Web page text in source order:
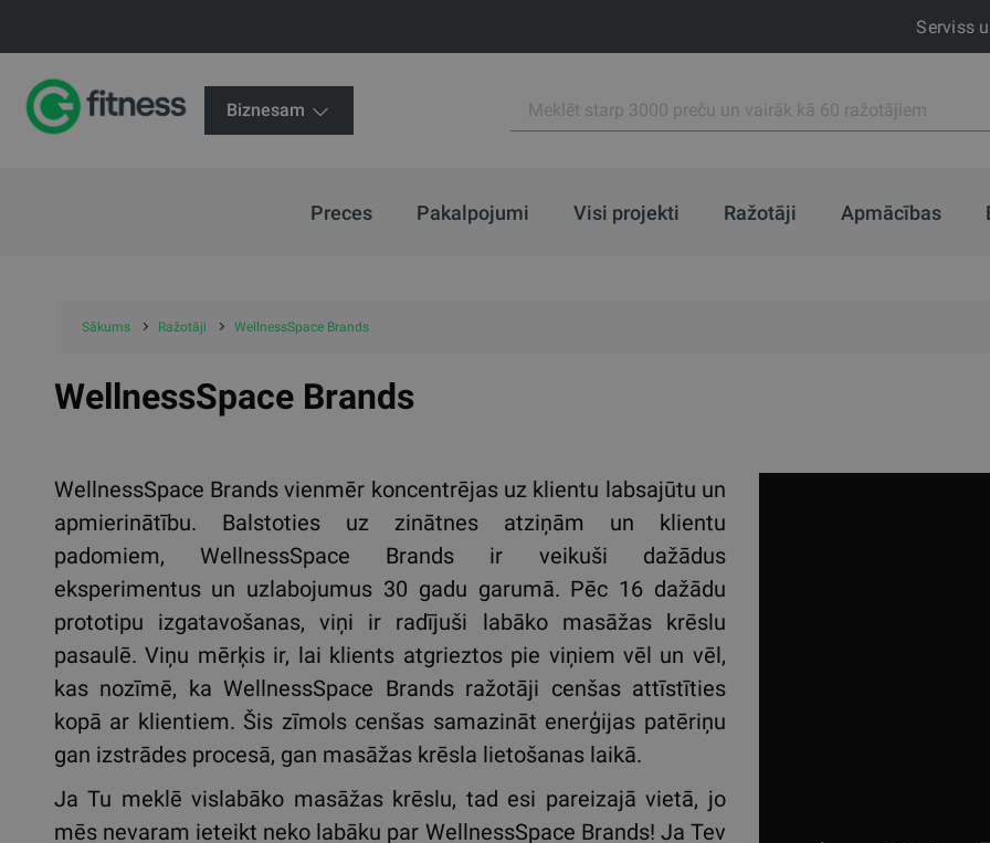
Serviss
Biznesam
Preces Pakalpojumi Visi projekti Ražotāji Apmācības
Sākums Ražotāji WellnessSpace Brands
WellnessSpace Brands
WellnessSpace Brands vienmēr koncentrējas uz klientu labsajūtu un
apmierinātību. Balstoties uz zinātnes atziņām un klientu
padomiem, WellnessSpace Brands ir veikuši dažādus
eksperimentus un uzlabojumus 30 gadu garumā. Pēc 16 dažādu
prototipu izgatavošanas, viņi ir radījuši labāko masāžas krēslu
pasaulē. Viņu mērķis ir, lai klients atgrieztos pie viņiem vēl un vēl,
kas nozīmē, ka WellnessSpace Brands ražotāji cenšas attīstīties
kopā ar klientiem. Šis zīmols cenšas samazināt enerģijas patēriņu
gan izstrādes procesā, gan masāžas krēsla lietošanas laikā.
Ja Tu meklē vislabāko masāžas krēslu, tad esi pareizajā vietā, jo
mēs nevaram ieteikt neko labāku par WellnessSpace Brands! Ja Tev